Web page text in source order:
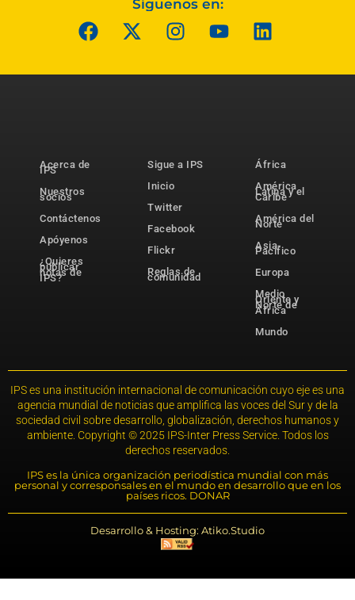
Síguenos en:
Acerca de
IPS
Nuestros
socios
Contáctenos
Apóyenos
¿Quieres
publicar
notas de
IPS?
Sigue a IPS
Inicio
Twitter
Facebook
Flickr
Reglas de
comunidad
África
América
Latina y el
Caribe
América del
Norte
Asia-
Pacífico
Europa
Medio
Oriente y
Norte de
África
Mundo
IPS es una institución internacional de comunicación cuyo eje es una
agencia mundial de noticias que amplifica las voces del Sur y de la
sociedad civil sobre desarrollo, globalización, derechos humanos y
ambiente. Copyright © 2025 IPS-Inter Press Service. Todos los
derechos reservados.
IPS es la única organización periodística mundial con más
personal y corresponsales en el mundo en desarrollo que en los
países ricos. DONAR
Desarrollo & Hosting: Atiko.Studio